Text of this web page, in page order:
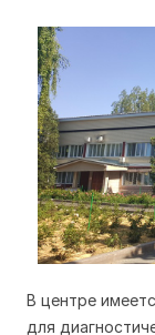
В центре
для